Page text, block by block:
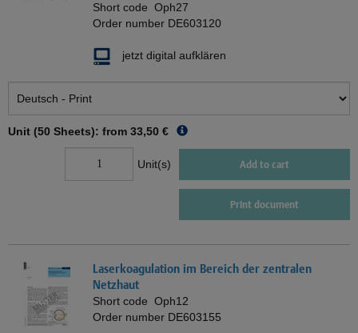
Short code Oph27
Order number DE603120
jetzt digital aufklären
Unit (50 Sheets): from 33,50 €
Unit(s) Add to cart
Print document
Laserkoagulation im Bereich der zentralen
Netzhaut
Short code Oph12
Order number DE603155